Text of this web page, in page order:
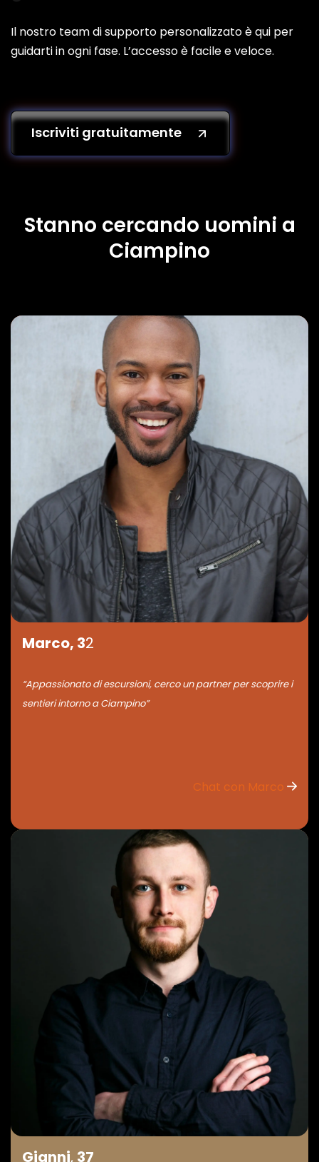
Il nostro team di supporto personalizzato è qui per
guidarti in ogni fase. L’accesso è facile e veloce.
Iscriviti gratuitamente
Stanno cercando uomini a
Ciampino
Marco, 32
“Appassionato di escursioni, cerco un partner per scoprire i
sentieri intorno a Ciampino”
Chat con Marco
Gianni, 37